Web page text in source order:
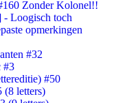
Zonder Kolonel!!
Loogisch toch
opmerkingen
#32
#3
#50
(8 letters)